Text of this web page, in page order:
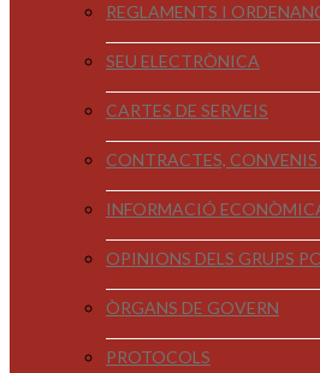
REGLAMENTS I
SEU ELECTRÒNICA
CARTES DE SERVEIS
CONTRACTES,
INFORMACIÓ
OPINIONS DELS GRUPS
ÒRGANS DE GOVERN
PROTOCOLS